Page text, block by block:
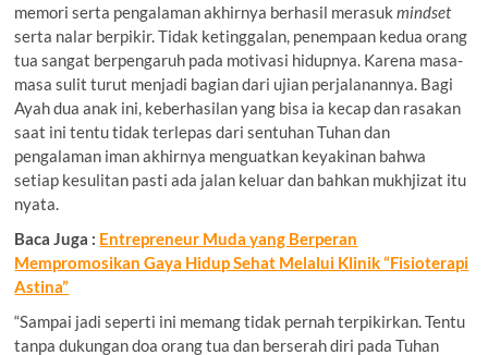
memori serta pengalaman akhirnya berhasil merasukmindset
serta nalar berpikir. Tidak ketinggalan, penempaan kedua orang
tua sangat berpengaruh pada motivasi hidupnya. Karena masa-
masa sulit turut menjadi bagian dari ujian perjalanannya. Bagi
Ayah dua anak ini, keberhasilan yang bisa ia kecap dan rasakan
saat ini tentu tidak terlepas dari sentuhan Tuhan dan
pengalaman iman akhirnya menguatkan keyakinan bahwa
setiap kesulitan pasti ada jalan keluar dan bahkan mukhjizat itu
nyata.
Baca Juga : Entrepreneur Muda yang Berperan
Mempromosikan Gaya Hidup Sehat Melalui Klinik “Fisioterapi
Astina”
“Sampai jadi seperti ini memang tidak pernah terpikirkan. Tentu
tanpa dukungan doa orang tua dan berserah diri pada Tuhan